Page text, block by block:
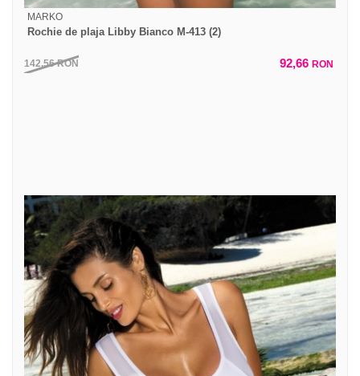
MARKO
Rochie de plaja Libby Bianco M-413 (2)
142,56RON 92,66 RON